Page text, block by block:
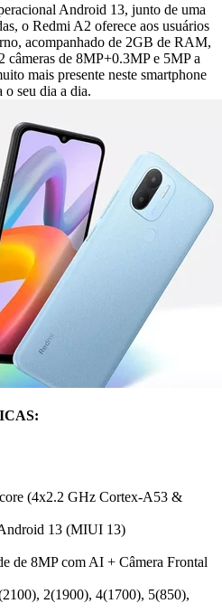
Android 13, junto de uma
o Redmi A2 oferece aos usuários
acompanhado de 2GB de RAM,
câmeras de 8MP+0.3MP e 5MP a
mais presente neste smartphone
o seu dia a dia.
(4x2.2 GHz Cortex-A53 &
13 (MIUI 13)
de 8MP com AI + Câmera Frontal
2(1900), 4(1700), 5(850),